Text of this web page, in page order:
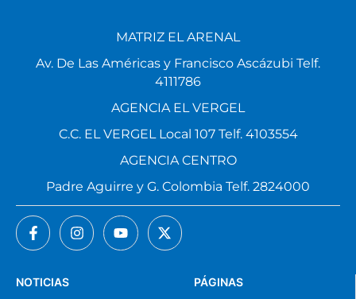
PÁGINAS
NOTICIAS
MATRIZ EL ARENAL
Av. De Las Américas y Francisco Ascázubi Telf.
4111786
AGENCIA EL VERGEL
C.C. EL VERGEL Local 107 Telf. 4103554
AGENCIA CENTRO
Padre Aguirre y G. Colombia Telf. 2824000